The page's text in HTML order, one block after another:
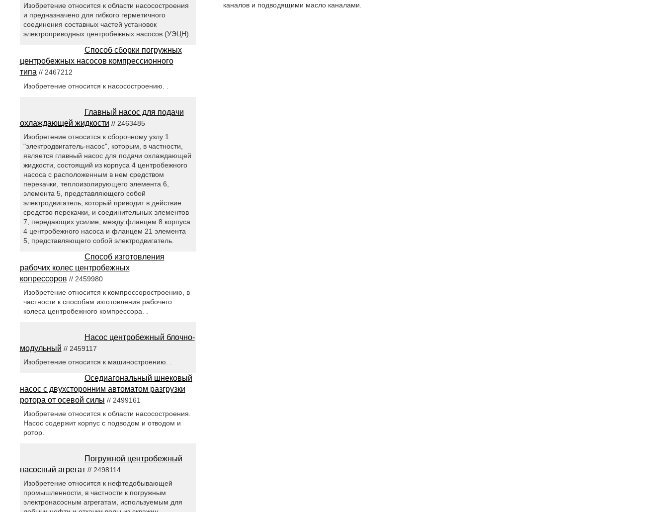
каналов и подводящими масло каналами.
Изобретение относится к области насосостроения
и предназначено для гибкого герметичного
соединения составных частей установок
электроприводных центробежных насосов (УЭЦН).
Способ сборки погружных
центробежных насосов компрессионного
типа// 2467212
Изобретение относится к насосостроению. .
Главный насос для подачи
охлаждающей жидкости // 2463485
Изобретение относится к сборочному узлу 1
"электродвигатель-насос", которым, в частности,
является главный насос для подачи охлаждающей
жидкости, состоящий из корпуса 4 центробежного
насоса с расположенным в нем средством
перекачки, теплоизолирующего элемента 6,
элемента 5, представляющего собой
электродвигатель, который приводит в действие
средство перекачки, и соединительных элементов
7, передающих усилие, между фланцем 8 корпуса
4 центробежного насоса и фланцем 21 элемента
5, представляющего собой электродвигатель.
Способ изготовления
рабочих колес центробежных
копрессоров // 2459980
Изобретение относится к компрессоростроению, в
частности к способам изготовления рабочего
колеса центробежного компрессора. .
Насос центробежный блочно-
модульный // 2459117
Изобретение относится к машиностроению. .
Оседиагональный шнековый
насос с двухсторонним автоматом разгрузки
ротора от осевой силы // 2499161
Изобретение относится к области насосостроения.
Насос содержит корпус с подводом и отводом и
ротор.
Погружной центробежный
насосный агрегат// 2498114
Изобретение относится к нефтедобывающей
промышленности, в частности к погружным
электронасосным агрегатам, используемым для